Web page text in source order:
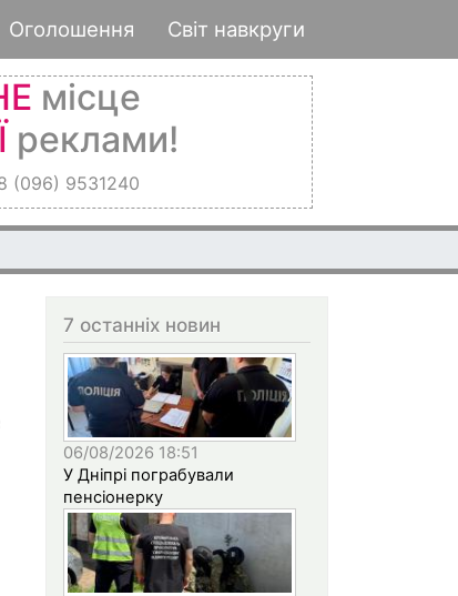
Оголошення Світ навкруги
місце
реклами!
(096) 9531240
7 останніх новин
06/08/2026 18:51
У Дніпрі пограбували
пенсіонерку